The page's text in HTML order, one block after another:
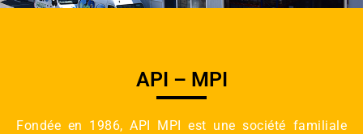
API – MPI
Fondée en 1986, API MPI est une société familiale